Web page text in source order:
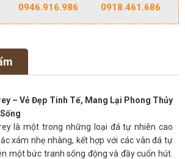
0946.916.986 0918.461.686
– Vẻ Đẹp Tinh Tế, Mang Lại Phong Thủy
là một trong những loại đá tự nhiên cao
xám nhẹ nhàng, kết hợp với các vân đá tự
một bức tranh sống động và đầy cuốn hút.